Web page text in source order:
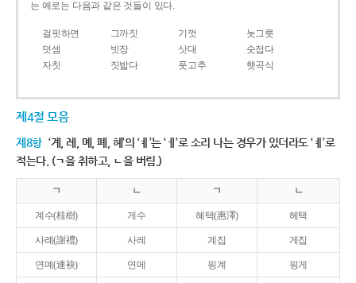
는 예로는 다음과 같은 것들이 있다.
걸핏하면 그까짓 기껏
놋그릇
덧셈
빗장 삿대
숫접다
자칫
짓밟다 풋고추 햇곡식
제4절 모음
제8항 ‘계, 례, 몌, 폐, 혜’의 ‘ㅖ’는 ‘ㅔ’로 소리 나는 경우가 있더라도 ‘ㅖ’로
적는다. (ㄱ을 취하고, ㄴ을 버림.)
ㄱ ㄴ ㄱ ㄴ
계수(桂樹) 게수 혜택(惠澤) 헤택
사례(謝禮) 사레 계집 게집
연몌(連袂) 연메 핑계 핑게